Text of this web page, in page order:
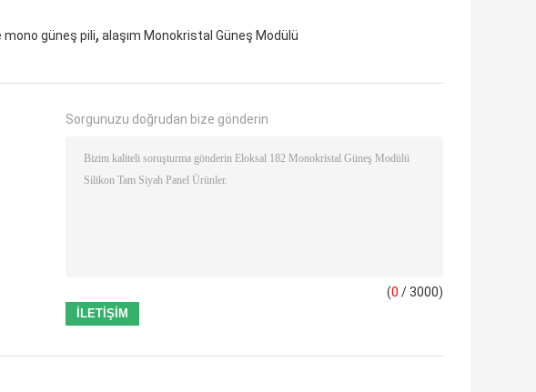
mono güneş pili, alaşım Monokristal Güneş Modülü
Sorgunuzu doğrudan bize gönderin
(0 / 3000)